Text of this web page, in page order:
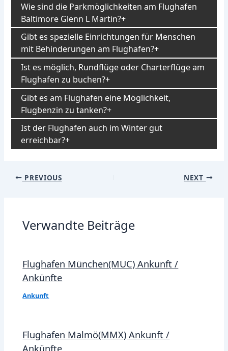
Wie sind die Parkmöglichkeiten am Flughafen
Baltimore Glenn L Martin?
Gibt es spezielle Einrichtungen für Menschen
mit Behinderungen am Flughafen?
Ist es möglich, Rundflüge oder Charterflüge am
Flughafen zu buchen?
Gibt es am Flughafen eine Möglichkeit,
Flugbenzin zu tanken?
Ist der Flughafen auch im Winter gut
erreichbar?
Post
PREVIOUS NEXT
Verwandte Beiträge
Flughafen München(MUC) Ankunft /
Ankünfte
Ankunft
Flughafen Malmö(MMX) Ankunft /
Ankünfte